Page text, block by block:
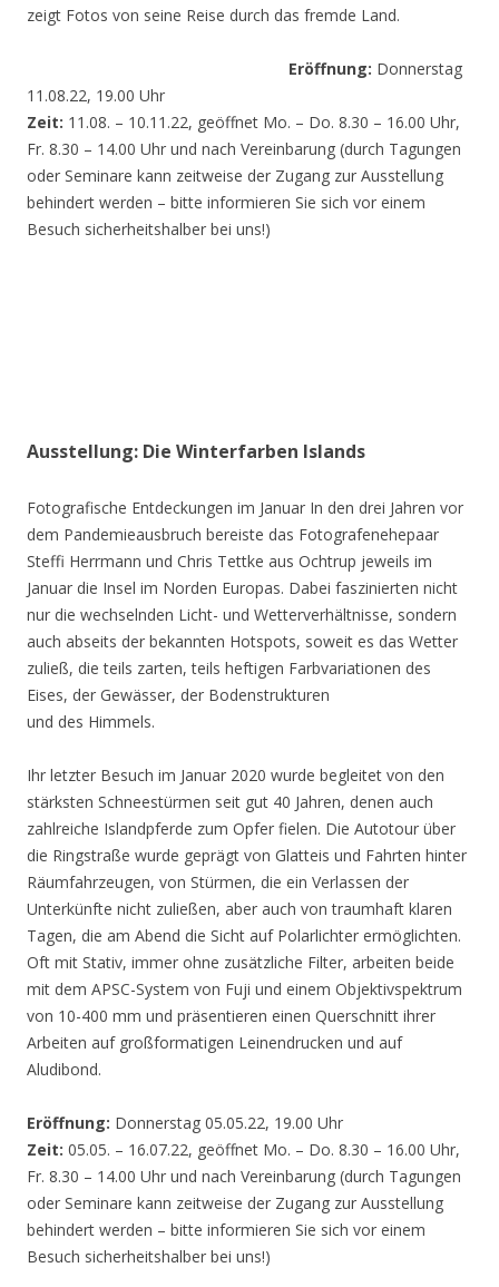
zeigt Fotos von seine Reise durch das fremde Land.
Eröffnung: Donnerstag
11.08.22, 19.00 Uhr
Zeit: 11.08. – 10.11.22, geöffnet Mo. – Do. 8.30 – 16.00 Uhr,
Fr. 8.30 – 14.00 Uhr und nach Vereinbarung (durch Tagungen
oder Seminare kann zeitweise der Zugang zur Ausstellung
behindert werden – bitte informieren Sie sich vor einem
Besuch sicherheitshalber bei uns!)
Ausstellung: Die Winterfarben Islands
Fotografische Entdeckungen im Januar In den drei Jahren vor
dem Pandemieausbruch bereiste das Fotografenehepaar
Steffi Herrmann und Chris Tettke aus Ochtrup jeweils im
Januar die Insel im Norden Europas. Dabei faszinierten nicht
nur die wechselnden Licht- und Wetterverhältnisse, sondern
auch abseits der bekannten Hotspots, soweit es das Wetter
zuließ, die teils zarten, teils heftigen Farbvariationen des
Eises, der Gewässer, der Bodenstrukturen
und des Himmels.
Ihr letzter Besuch im Januar 2020 wurde begleitet von den
stärksten Schneestürmen seit gut 40 Jahren, denen auch
zahlreiche Islandpferde zum Opfer fielen. Die Autotour über
die Ringstraße wurde geprägt von Glatteis und Fahrten hinter
Räumfahrzeugen, von Stürmen, die ein Verlassen der
Unterkünfte nicht zuließen, aber auch von traumhaft klaren
Tagen, die am Abend die Sicht auf Polarlichter ermöglichten.
Oft mit Stativ, immer ohne zusätzliche Filter, arbeiten beide
mit dem APSC-System von Fuji und einem Objektivspektrum
von 10-400 mm und präsentieren einen Querschnitt ihrer
Arbeiten auf großformatigen Leinendrucken und auf
Aludibond.
Eröffnung: Donnerstag 05.05.22, 19.00 Uhr
Zeit: 05.05. – 16.07.22, geöffnet Mo. – Do. 8.30 – 16.00 Uhr,
Fr. 8.30 – 14.00 Uhr und nach Vereinbarung (durch Tagungen
oder Seminare kann zeitweise der Zugang zur Ausstellung
behindert werden – bitte informieren Sie sich vor einem
Besuch sicherheitshalber bei uns!)